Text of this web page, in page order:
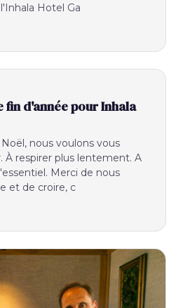
Hotel Ga
fin d'année pour Inhala
nous voulons vous
À respirer plus lentement. A
Merci de nous
et de croire, c